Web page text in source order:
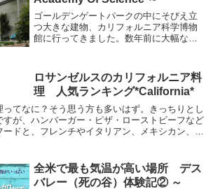
ゴールデンゲートパークの中にそびえ立
つ大きな建物、カリフォルニア科学博物
館に行ってきました。数年前に大幅なリ
と、熱帯地域の植物園、水族館、プラネ
タリウムがあります。様々...
ロサンゼルスのカリフォルニア料
理 人気ランキング*California*
ってなに？そう思う方も多いはず。きっちりとし
すが、ハンバーガー・ピザ・ローストビーフなど
ドと、フレンチやイタリアン、メキシカン、ア
全米で最も気温が高い場所 デス
バレー（死の谷）体験記② ～